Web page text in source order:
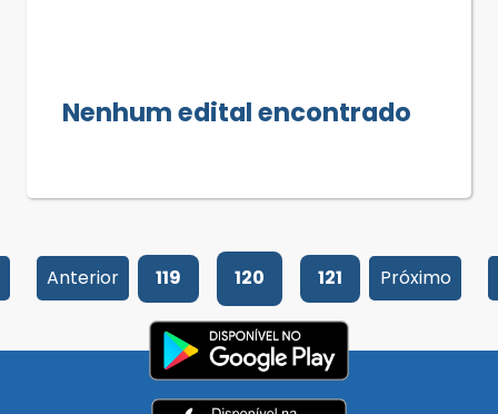
Nenhum edital encontrado
Anterior 119 120 121 Próximo